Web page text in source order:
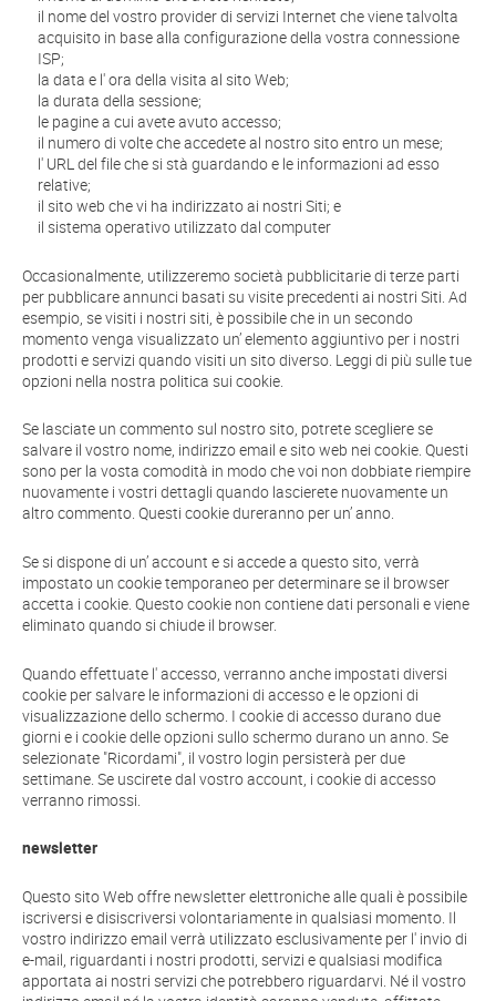
il nome del vostro provider di servizi Internet che viene talvolta
acquisito in base alla configurazione della vostra connessione
ISP;
la data e l' ora della visita al sito Web;
la durata della sessione;
le pagine a cui avete avuto accesso;
il numero di volte che accedete al nostro sito entro un mese;
l' URL del file che si stà guardando e le informazioni ad esso
relative;
il sito web che vi ha indirizzato ai nostri Siti; e
il sistema operativo utilizzato dal computer
Occasionalmente, utilizzeremo società pubblicitarie di terze parti
per pubblicare annunci basati su visite precedenti ai nostri Siti. Ad
esempio, se visiti i nostri siti, è possibile che in un secondo
momento venga visualizzato un’ elemento aggiuntivo per i nostri
prodotti e servizi quando visiti un sito diverso. Leggi di più sulle tue
opzioni nella nostra politica sui cookie.
Se lasciate un commento sul nostro sito, potrete scegliere se
salvare il vostro nome, indirizzo email e sito web nei cookie. Questi
sono per la vosta comodità in modo che voi non dobbiate riempire
nuovamente i vostri dettagli quando lascierete nuovamente un
altro commento. Questi cookie dureranno per un’ anno.
Se si dispone di un’ account e si accede a questo sito, verrà
impostato un cookie temporaneo per determinare se il browser
accetta i cookie. Questo cookie non contiene dati personali e viene
eliminato quando si chiude il browser.
Quando effettuate l' accesso, verranno anche impostati diversi
cookie per salvare le informazioni di accesso e le opzioni di
visualizzazione dello schermo. I cookie di accesso durano due
giorni e i cookie delle opzioni sullo schermo durano un anno. Se
selezionate "Ricordami", il vostro login persisterà per due
settimane. Se uscirete dal vostro account, i cookie di accesso
verranno rimossi.
newsletter
Questo sito Web offre newsletter elettroniche alle quali è possibile
iscriversi e disiscriversi volontariamente in qualsiasi momento. Il
vostro indirizzo email verrà utilizzato esclusivamente per l' invio di
e-mail, riguardanti i nostri prodotti, servizi e qualsiasi modifica
apportata ai nostri servizi che potrebbero riguardarvi. Né il vostro